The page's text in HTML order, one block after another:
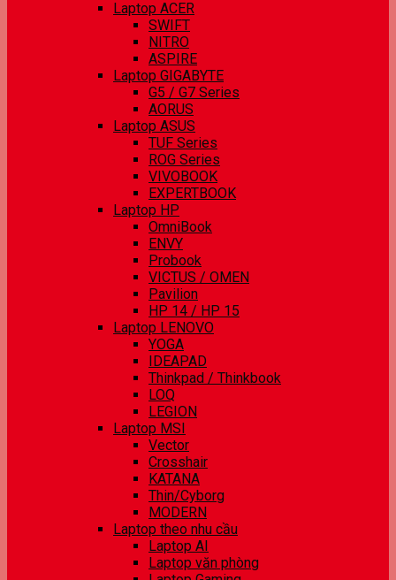
Laptop ACER
SWIFT
NITRO
ASPIRE
Laptop GIGABYTE
G5 / G7 Series
AORUS
Laptop ASUS
TUF Series
ROG Series
VIVOBOOK
EXPERTBOOK
Laptop HP
OmniBook
ENVY
Probook
VICTUS / OMEN
Pavilion
HP 14 / HP 15
Laptop LENOVO
YOGA
IDEAPAD
Thinkpad / Thinkbook
LOQ
LEGION
Laptop MSI
Vector
Crosshair
KATANA
Thin/Cyborg
MODERN
Laptop theo nhu cầu
Laptop AI
Laptop văn phòng